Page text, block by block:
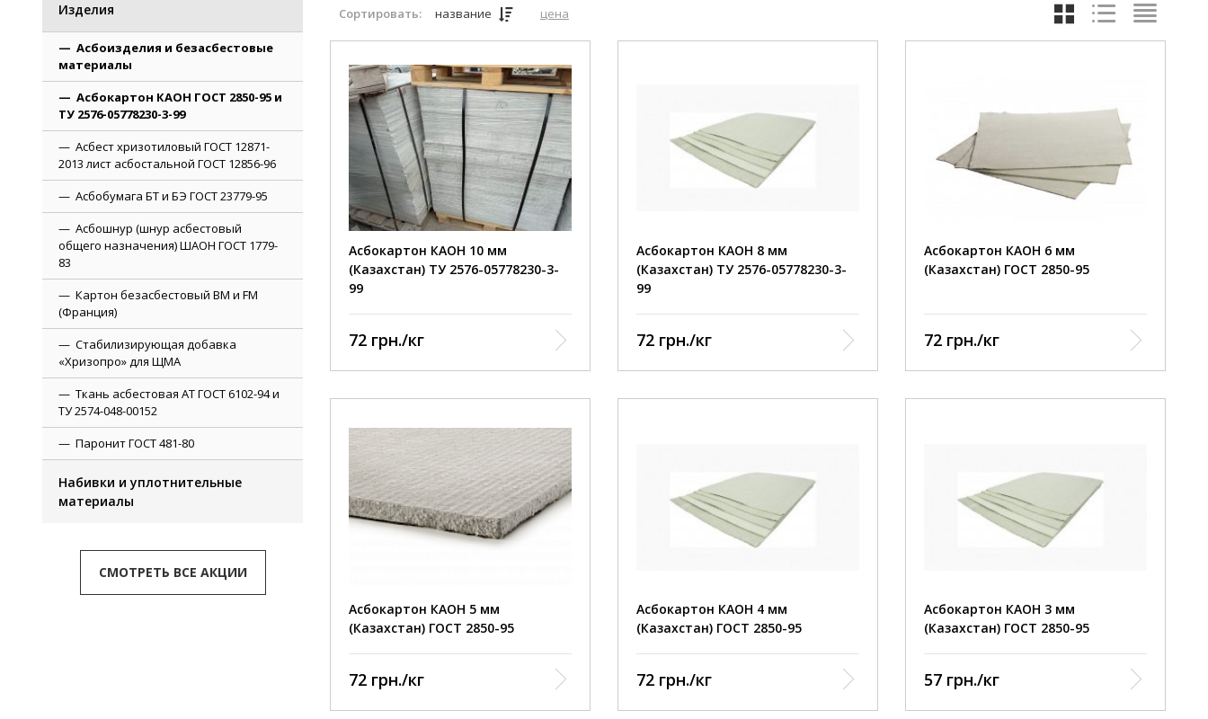
Изделия
Асбоизделия и безасбестовые
материалы
Асбокартон КАОН ГОСТ 2850-95 и
ТУ 2576-05778230-3-99
Асбест хризотиловый ГОСТ 12871-
2013 лист асбостальной ГОСТ 12856-96
Асбобумага БТ и БЭ ГОСТ 23779-95
Асбошнур (шнур асбестовый
общего назначения) ШАОН ГОСТ 1779-
83
Картон безасбестовый ВМ и FM
(Франция)
Стабилизирующая добавка
«Хризопро» для ЩМА
Ткань асбестовая АТ ГОСТ 6102-94 и
ТУ 2574-048-00152
Паронит ГОСТ 481-80
Набивки и уплотнительные
материалы
СМОТРЕТЬ ВСЕ АКЦИИ
Сортировать: название цена
Асбокартон КАОН 10 мм
(Казахстан) ТУ 2576-05778230-3-
99
72 грн./кг
Асбокартон КАОН 8 мм
(Казахстан) ТУ 2576-05778230-3-
99
Теплостойкость
Потери при прокаливании +800 С
Плотность 1,28
72 грн./кг
Асбокартон КАОН 6 мм
(Казахстан) ГОСТ 2850-95
72 грн./кг
Асбокартон КАОН 5 мм
(Казахстан) ГОСТ 2850-95
Теплостойкость +400˚C
Потери при прокаливании +800 С
13%
Прочность при растяжении 12,2 кг/
72 грн./кг
Асбокартон КАОН 4 мм
(Казахстан) ГОСТ 2850-95
Теплостойкость +400˚C
Потери при прокаливании +800 С
Прочность при растяжении 12,2 кг/
72 грн./кг
Асбокартон КАОН 3 мм
(Казахстан) ГОСТ 2850-95
Теплостойкость +400˚C
Потери при прокаливании +800 С
Прочность при растяжении 12,2 кг/
57 грн./кг